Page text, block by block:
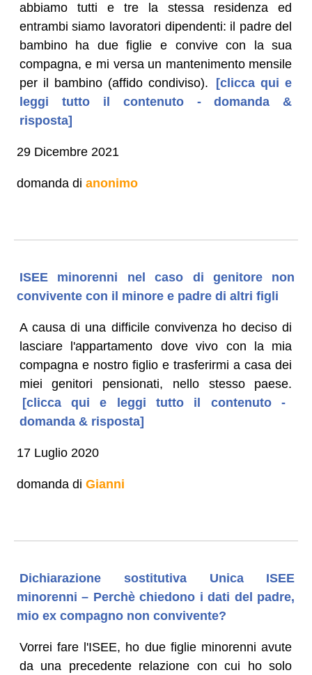
abbiamo tutti e tre la stessa residenza ed
entrambi siamo lavoratori dipendenti: il padre del
bambino ha due figlie e convive con la sua
compagna, e mi versa un mantenimento mensile
per il bambino (affido condiviso).
[clicca qui e
leggi tutto il contenuto - domanda &
risposta]
29 Dicembre 2021
domanda di anonimo
ISEE minorenni nel caso di genitore non
convivente con il minore e padre di altri figli
A causa di una difficile convivenza ho deciso di
lasciare l'appartamento dove vivo con la mia
compagna e nostro figlio e trasferirmi a casa dei
miei genitori pensionati, nello stesso paese.
[clicca qui e leggi tutto il contenuto -
domanda & risposta]
17 Luglio 2020
domanda di Gianni
Dichiarazione sostitutiva Unica ISEE
minorenni – Perchè chiedono i dati del padre,
mio ex compagno non convivente?
Vorrei fare l'ISEE, ho due figlie minorenni avute
da una precedente relazione con cui ho solo